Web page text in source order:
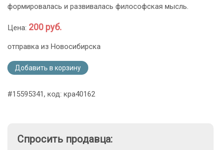
формировалась и развивалась философская мысль.
Цена: 200 руб.
отправка из Новосибирска
Добавить в корзину
#15595341, код: кра40162
Спросить продавца: